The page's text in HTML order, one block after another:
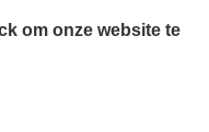
om onze website te